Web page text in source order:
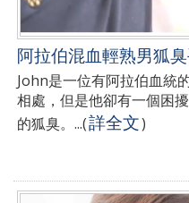
阿拉伯混血輕熟男狐
John是一位有阿拉伯血統
相處，但是他卻有一個困
的狐臭。...(詳全文)